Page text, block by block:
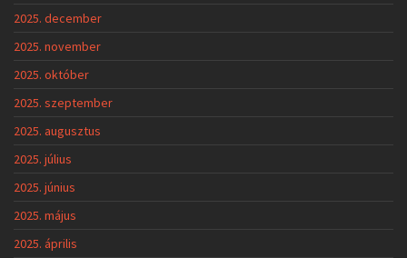
2025. december
2025. november
2025. október
2025. szeptember
2025. augusztus
2025. július
2025. június
2025. május
2025. április